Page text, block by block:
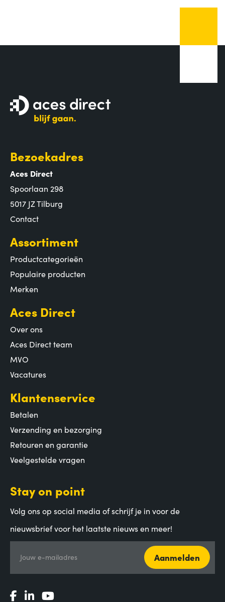
Bezoekadres
Aces Direct
Spoorlaan 298
5017 JZ Tilburg
Contact
Assortiment
Productcategorieën
Populaire producten
Merken
Aces Direct
Over ons
Aces Direct team
MVO
Vacatures
Klantenservice
Betalen
Verzending en bezorging
Retouren en garantie
Veelgestelde vragen
Stay on point
Volg ons op social media of schrijf je in voor de
nieuwsbrief voor het laatste nieuws en meer!
Jouw e-mailadres Aanmelden